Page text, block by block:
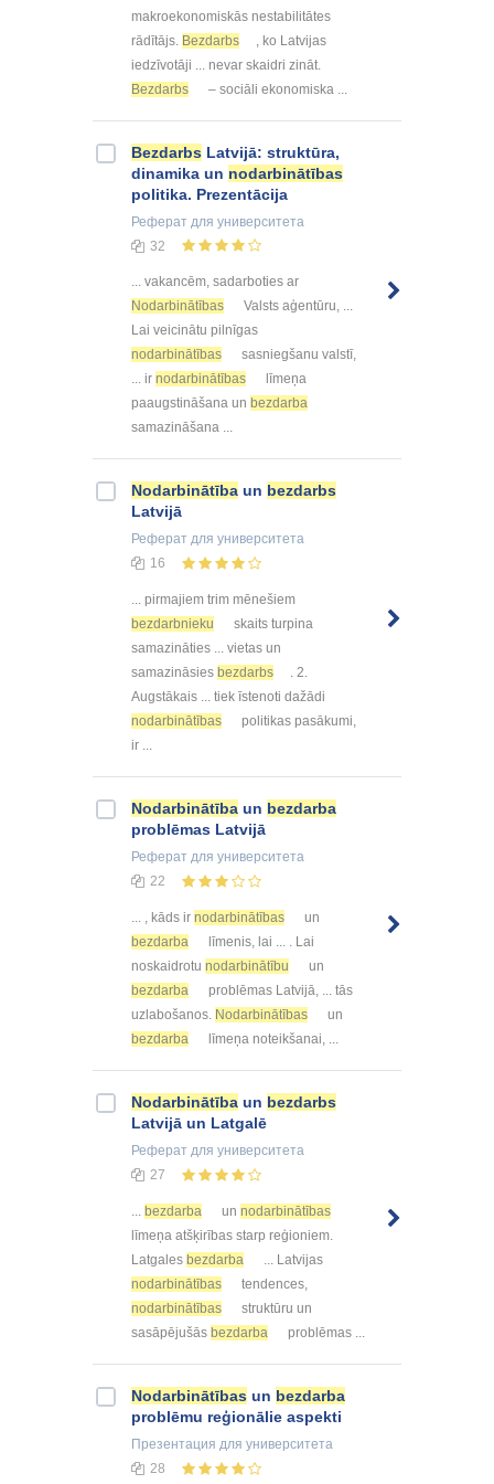
makroekonomiskās nestabilitātes
rādītājs. Bezdarbs
, ko Latvijas
iedzīvotāji ... nevar skaidri zināt.
Bezdarbs
– sociāli ekonomiska ...
Bezdarbs Latvijā: struktūra,
dinamika un nodarbinātības
politika. Prezentācija
Реферат для университета
32
... vakancēm, sadarboties ar
Nodarbinātības
Valsts aģentūru, ...
Lai veicinātu pilnīgas
nodarbinātības
sasniegšanu valstī,
... ir nodarbinātības
līmeņa
paaugstināšana un bezdarba
samazināšana ...
Nodarbinātība un bezdarbs
Latvijā
Реферат для университета
16
... pirmajiem trim mēnešiem
bezdarbnieku
skaits turpina
samazināties ... vietas un
samazināsies bezdarbs
. 2.
Augstākais ... tiek īstenoti dažādi
nodarbinātības
politikas pasākumi,
ir ...
Nodarbinātība un bezdarba
problēmas Latvijā
Реферат для университета
22
... , kāds ir nodarbinātības
un
bezdarba
līmenis, lai ... . Lai
noskaidrotu nodarbinātību
un
bezdarba
problēmas Latvijā, ... tās
uzlabošanos. Nodarbinātības
un
bezdarba
līmeņa noteikšanai, ...
Nodarbinātība un bezdarbs
Latvijā un Latgalē
Реферат для университета
27
... bezdarba un nodarbinātības
līmeņa atšķirības starp reģioniem.
Latgales bezdarba
... Latvijas
nodarbinātības
tendences,
nodarbinātības
struktūru un
sasāpējušās bezdarba problēmas ...
Nodarbinātības un bezdarba
problēmu reģionālie aspekti
Презентация для университета
28